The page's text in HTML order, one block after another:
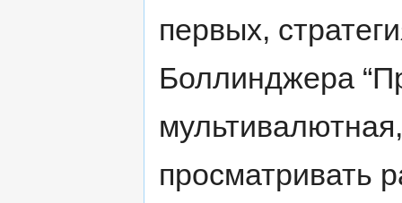
первых,
Боллинджера
просматривать